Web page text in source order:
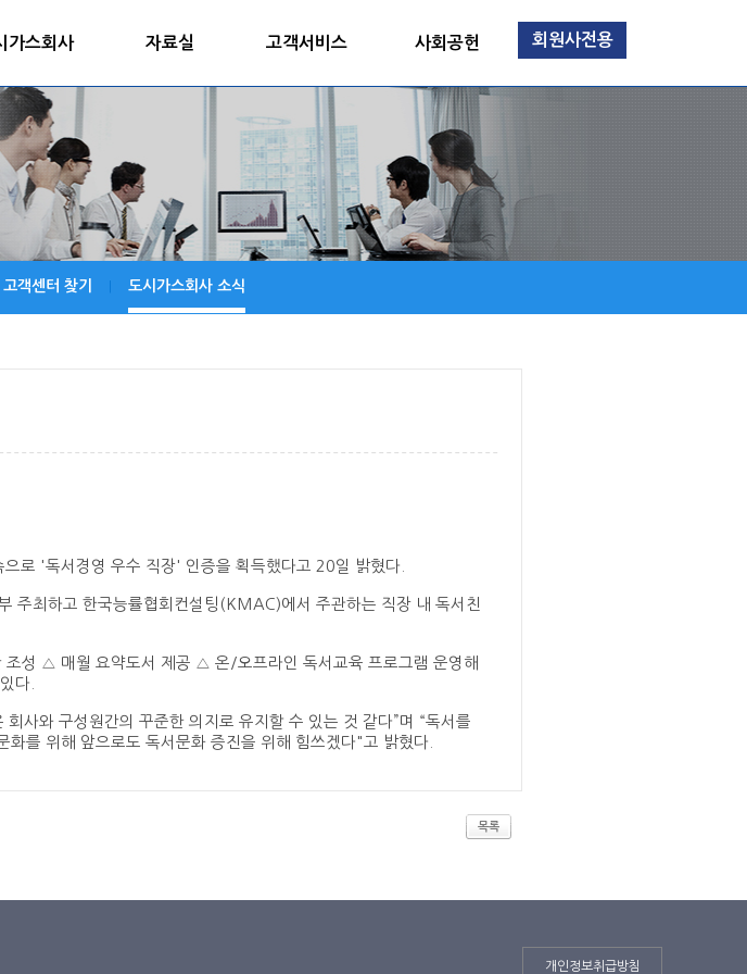
가스회사 자료실 고객서비스 사회공헌 회원사전용
객센터 찾기 도시가스회사 소식
로 '독서경영 우수 직장' 인증을 획득했다고 20일 밝혔다.
주최하고 한국능률협회컨설팅(KMAC)에서 주관하는 직장 내 독서친
성 △ 매월 요약도서 제공 △ 온/오프라인 독서교육 프로그램 운영해
다.
사와 구성원간의 꾸준한 의지로 유지할 수 있는 것 같다”며 “독서를
를 위해 앞으로도 독서문화 증진을 위해 힘쓰겠다"고 밝혔다.
목록
개인정보취급방침